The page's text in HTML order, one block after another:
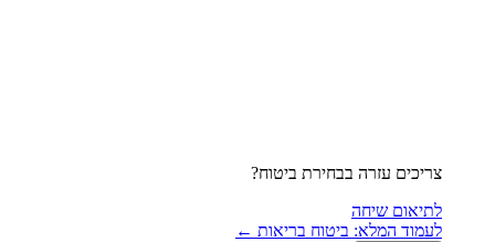
צריכים עזרה בבחירת ביטוח?
לתיאום שיחה
לעמוד המלא: ביטוח בריאות ←